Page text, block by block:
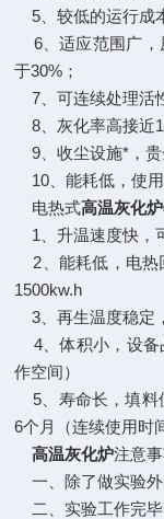
5、较低的运行成
6、适应范围广，
于30%；
7、可连续处理活
8、灰化率高接近
9、收尘设施*，贵
10、能耗低，使用
电热式高温灰化炉
1、升温速度快，
2、能耗低，电热
1500kw.h
3、再生温度稳定
4、体积小，设备
作空间）
5、寿命长，填料
6个月（连续使用时
高温灰化炉注意
一、除了做实验外
二、实验工作完毕